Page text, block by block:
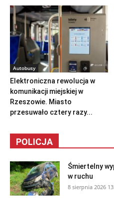
Autobusy
Elektroniczna rewolucja w
komunikacji miejskiej w
Rzeszowie. Miasto
przesuwało cztery razy...
POLICJA
Śmiertelny
w ruchu
8 sierpnia 2026